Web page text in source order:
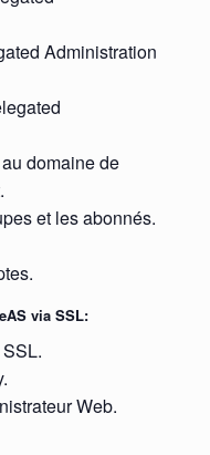
Administration
domaine de
et les abonnés.
via SSL:
Web.